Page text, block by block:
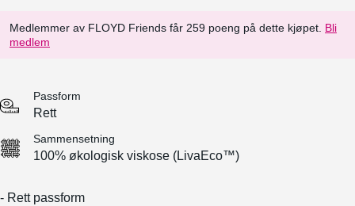
Medlemmer av FLOYD Friends får 259 poeng på dette kjøpet. Bli
medlem
Passform
Rett
Sammensetning
100% økologisk viskose (LivaEco™)
- Rett passform